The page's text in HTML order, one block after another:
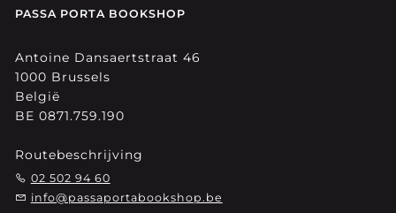
PASSA PORTA BOOKSHOP
Antoine Dansaertstraat 46
1000 Brussels
België
BE 0871.759.190
Routebeschrijving
02 502 94 60
info@passaportabookshop.be